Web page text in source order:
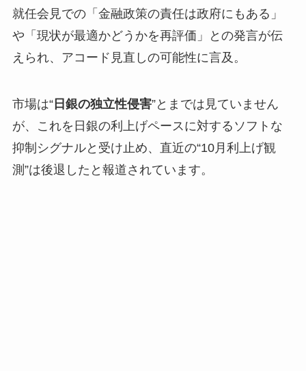
就任会見での「金融政策の責任は政府にもある」
や「現状が最適かどうかを再評価」との発言が伝
えられ、アコード見直しの可能性に言及。
市場は“日銀の独立性侵害”とまでは見ていません
が、これを日銀の利上げペースに対するソフトな
抑制シグナルと受け止め、直近の“10月利上げ観
測”は後退したと報道されています。